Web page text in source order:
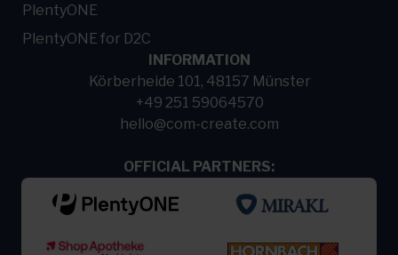
PlentyONE
PlentyONE for D2C
INFORMATION
Körberheide 101, 48157 Münster
+49 251 59064570
hello@com-create.com
OFFICIAL PARTNERS: